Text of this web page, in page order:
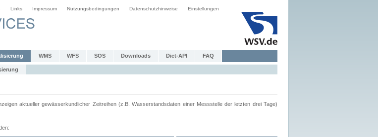
Links Impressum Nutzungsbedingungen Datenschutzhinweise Einstellungen
WMS WFS SOS Downloads Dict-API FAQ
aktueller gewässerkundlicher Zeitreihen (z.B. Wasserstandsdaten einer Messstelle der letzten drei Tage)